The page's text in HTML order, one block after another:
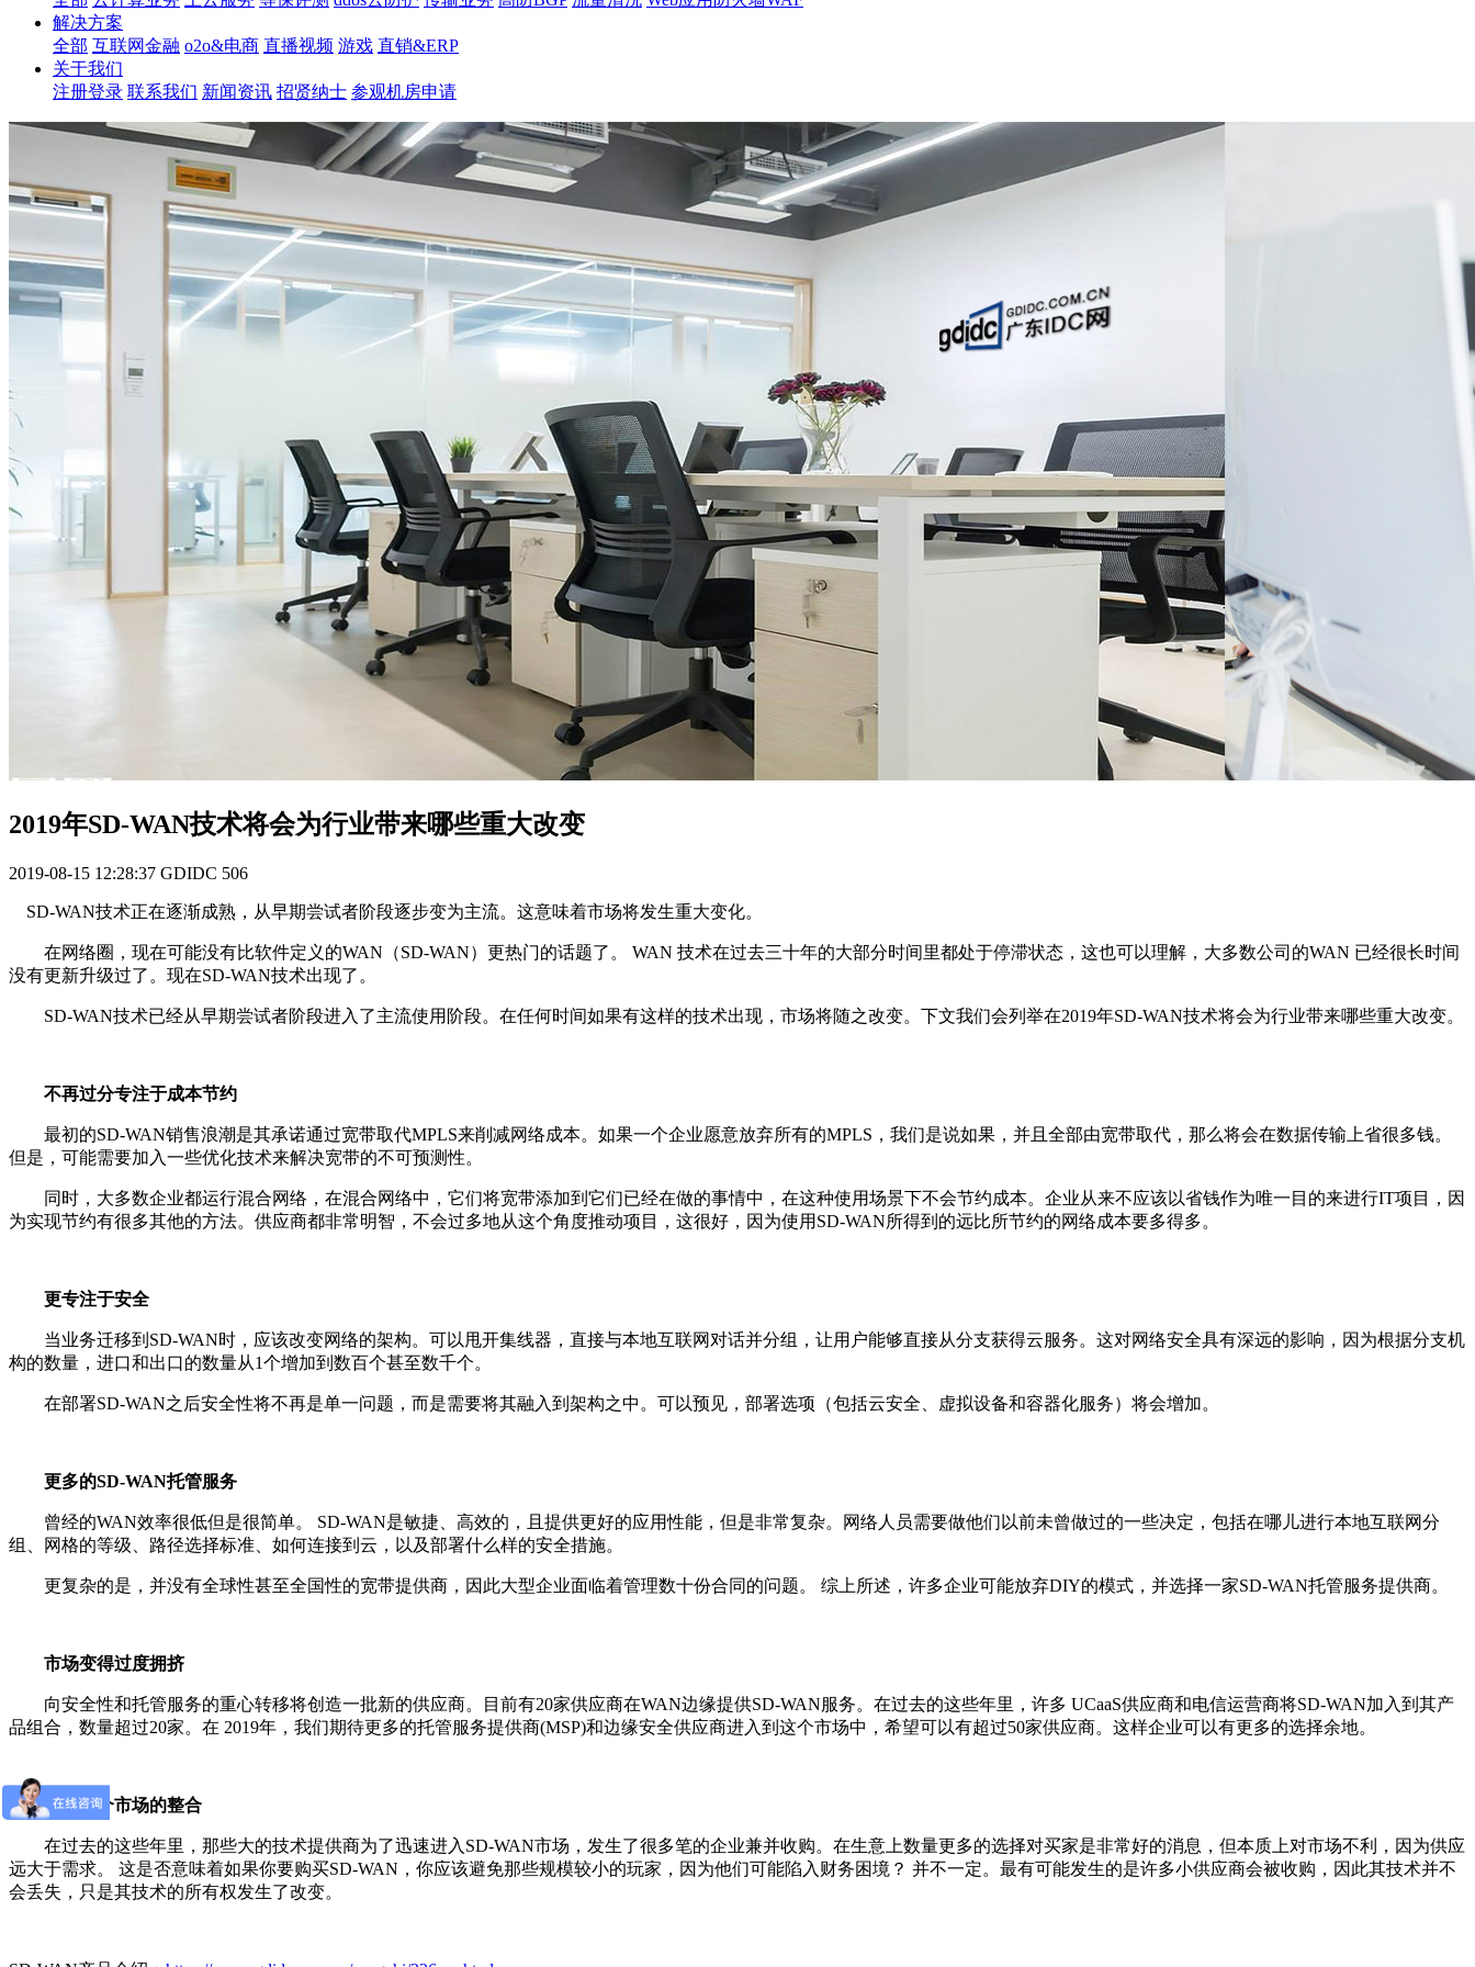
解决方案
全部 互联网金融 o2o&电商 直播视频 游戏 直销&ERP
关于我们
注册登录 联系我们 新闻资讯 招贤纳士 参观机房申请
2019年SD-WAN技术将会为行业带来哪些重大改变
2019-08-15 12:28:37 GDIDC 506
SD-WAN技术正在逐渐成熟，从早期尝试者阶段逐步变为主流。这意味着市场将发生重大变化。
在网络圈，现在可能没有比软件定义的WAN（SD-WAN）更热门的话题了。 WAN 技术在过去三十年的大部分时间里都处于停滞状态，这也可以理解，大多数公司的WAN 已经很长时间
没有更新升级过了。现在SD-WAN技术出现了。
SD-WAN技术已经从早期尝试者阶段进入了主流使用阶段。在任何时间如果有这样的技术出现，市场将随之改变。下文我们会列举在2019年SD-WAN技术将会为行业带来哪些重大改变。
不再过分专注于成本节约
最初的SD-WAN销售浪潮是其承诺通过宽带取代MPLS来削减网络成本。如果一个企业愿意放弃所有的MPLS，我们是说如果，并且全部由宽带取代，那么将会在数据传输上省很多钱。
但是，可能需要加入一些优化技术来解决宽带的不可预测性。
同时，大多数企业都运行混合网络，在混合网络中，它们将宽带添加到它们已经在做的事情中，在这种使用场景下不会节约成本。企业从来不应该以省钱作为唯一目的来进行IT项目，因
为实现节约有很多其他的方法。供应商都非常明智，不会过多地从这个角度推动项目，这很好，因为使用SD-WAN所得到的远比所节约的网络成本要多得多。
更专注于安全
当业务迁移到SD-WAN时，应该改变网络的架构。可以甩开集线器，直接与本地互联网对话并分组，让用户能够直接从分支获得云服务。这对网络安全具有深远的影响，因为根据分支机
构的数量，进口和出口的数量从1个增加到数百个甚至数千个。
在部署SD-WAN之后安全性将不再是单一问题，而是需要将其融入到架构之中。可以预见，部署选项（包括云安全、虚拟设备和容器化服务）将会增加。
更多的SD-WAN托管服务
曾经的WAN效率很低但是很简单。 SD-WAN是敏捷、高效的，且提供更好的应用性能，但是非常复杂。网络人员需要做他们以前未曾做过的一些决定，包括在哪儿进行本地互联网分
组、网格的等级、路径选择标准、如何连接到云，以及部署什么样的安全措施。
更复杂的是，并没有全球性甚至全国性的宽带提供商，因此大型企业面临着管理数十份合同的问题。 综上所述，许多企业可能放弃DIY的模式，并选择一家SD-WAN托管服务提供商。
市场变得过度拥挤
向安全性和托管服务的重心转移将创造一批新的供应商。目前有20家供应商在WAN边缘提供SD-WAN服务。在过去的这些年里，许多 UCaaS供应商和电信运营商将SD-WAN加入到其产
品组合，数量超过20家。在 2019年，我们期待更多的托管服务提供商(MSP)和边缘安全供应商进入到这个市场中，希望可以有超过50家供应商。这样企业可以有更多的选择余地。
加速整个市场的整合
在过去的这些年里，那些大的技术提供商为了迅速进入SD-WAN市场，发生了很多笔的企业兼并收购。在生意上数量更多的选择对买家是非常好的消息，但本质上对市场不利，因为供应
远大于需求。 这是否意味着如果你要购买SD-WAN，你应该避免那些规模较小的玩家，因为他们可能陷入财务困境？ 并不一定。最有可能发生的是许多小供应商会被收购，因此其技术并不
会丢失，只是其技术的所有权发生了改变。